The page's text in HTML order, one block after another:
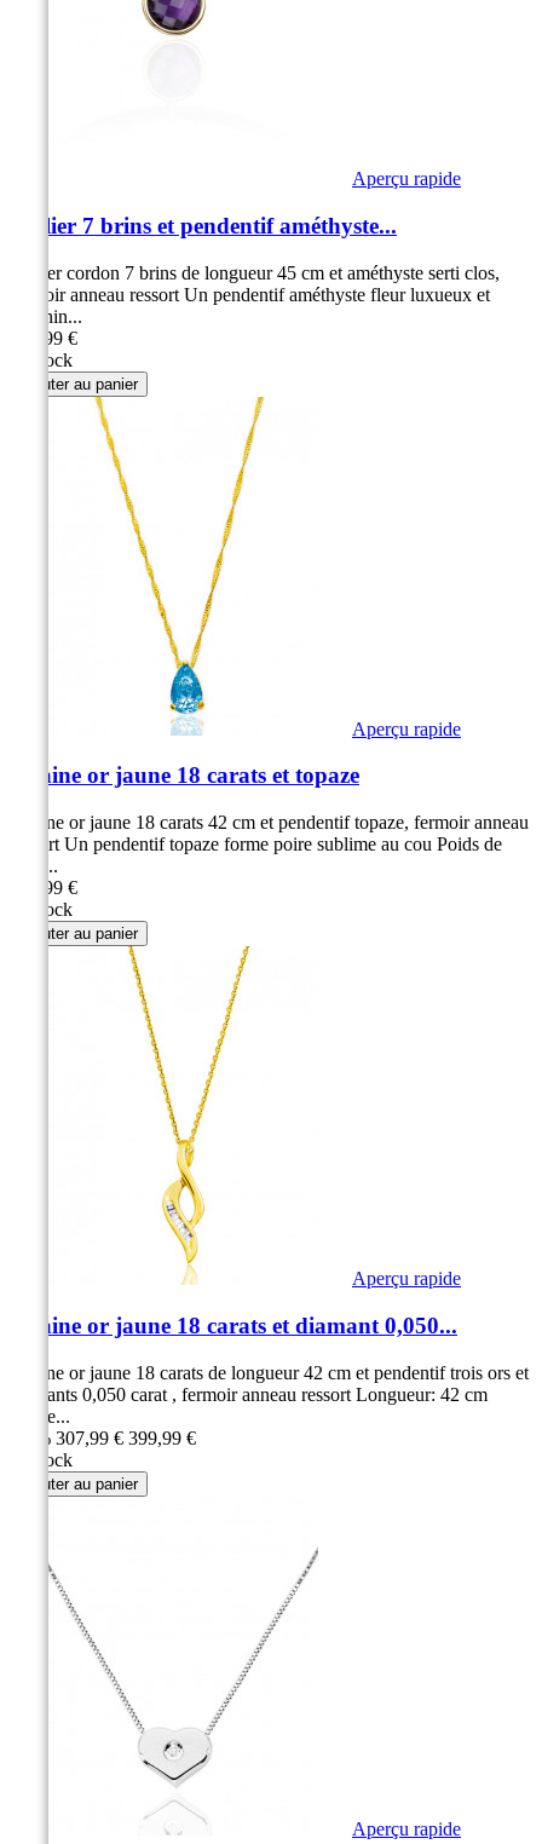
Aperçu rapide
Collier 7 brins et pendentif améthyste...
Collier cordon 7 brins de longueur 45 cm et améthyste serti clos,
fermoir anneau ressort Un pendentif améthyste fleur luxueux et
féminin...
299,99 €
en stock
Ajouter au panier
Aperçu rapide
Chaine or jaune 18 carats et topaze
Chaine or jaune 18 carats 42 cm et pendentif topaze, fermoir anneau
ressort Un pendentif topaze forme poire sublime au cou Poids de
1,25...
299,99 €
en stock
Ajouter au panier
Aperçu rapide
Chaine or jaune 18 carats et diamant 0,050...
Chaine or jaune 18 carats de longueur 42 cm et pendentif trois ors et
diamants 0,050 carat , fermoir anneau ressort Longueur: 42 cm
maille...
-23% 307,99 € 399,99 €
en stock
Ajouter au panier
Aperçu rapide